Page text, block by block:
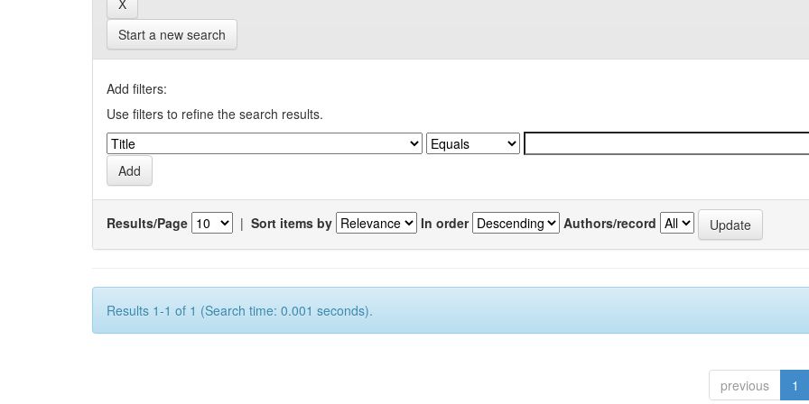
Start a new search
Add filters:
Use filters to refine the search results.
Results/Page | Sort items by In order Authors/record
Results 1-1 of 1 (Search time: 0.001 seconds).
previous 1